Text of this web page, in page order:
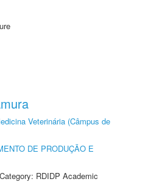
Veterinária (Câmpus de
DE PRODUÇÃO E
RDIDP Academic